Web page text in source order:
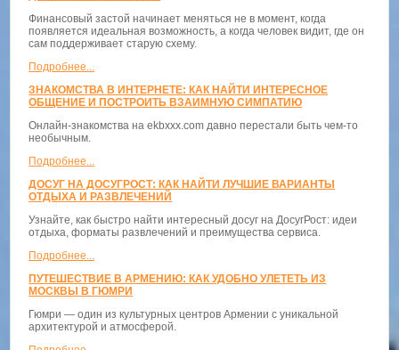
Финансовый застой начинает меняться не в момент, когда
появляется идеальная возможность, а когда человек видит, где он
сам поддерживает старую схему.
Подробнее...
ЗНАКОМСТВА В ИНТЕРНЕТЕ: КАК НАЙТИ ИНТЕРЕСНОЕ
ОБЩЕНИЕ И ПОСТРОИТЬ ВЗАИМНУЮ СИМПАТИЮ
Онлайн-знакомства на ekbxxx.com давно перестали быть чем-то
необычным.
Подробнее...
ДОСУГ НА ДОСУГРОСТ: КАК НАЙТИ ЛУЧШИЕ ВАРИАНТЫ
ОТДЫХА И РАЗВЛЕЧЕНИЙ
Узнайте, как быстро найти интересный досуг на ДосугРост: идеи
отдыха, форматы развлечений и преимущества сервиса.
Подробнее...
ПУТЕШЕСТВИЕ В АРМЕНИЮ: КАК УДОБНО УЛЕТЕТЬ ИЗ
МОСКВЫ В ГЮМРИ
Гюмри — один из культурных центров Армении с уникальной
архитектурой и атмосферой.